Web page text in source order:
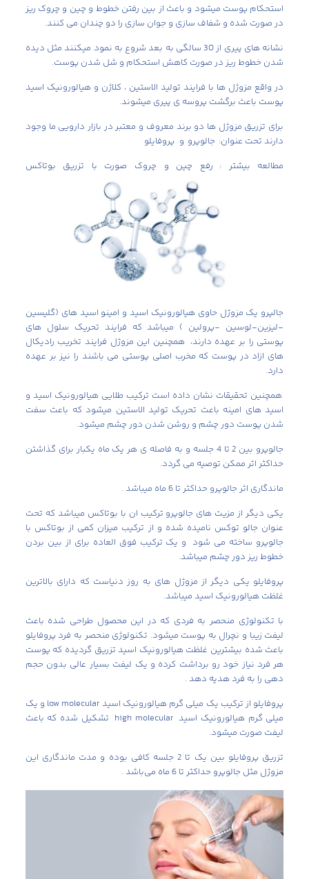
استحکام پوست میشود و باعث از بین رفتن خطوط و چین و چروک ریز
در صورت شده و شفاف سازی و جوان سازی را دو چندان می کنند.
نشانه های پیری از 30 سالگی به بعد شروع به نمود میکنند مثل دیده
شدن خطوط ریز در صورت کاهش استحکام و شل شدن پوست.
در واقع مزوژل ها با فرایند تولید الاستین ، کلاژن و هیالورونیک اسید
پوست باعث برگشت پروسه ی پیری میشوند.
برای تزریق مزوژل ها دو برند معروف و معتبر در بازار دارویی ما وجود
دارند تحت عنوان: جالوپرو و پروفایلو
مطالعه بیشتر : رفع چین و چروک صورت با تزریق بوتاکس
جالپرو یک مزوژل حاوی هیالورونیک اسید و امینو اسید های (گلیسین
-لیزین-لوسین -پرولین ) میباشد که فرایند تحریک سلول های
پوستی را بر عهده دارند، همچنین این مزوژل فرایند تخریب رادیکال
های ازاد در پوست که مخرب اصلی پوستی می باشند را نیز بر عهده
دارد.
همچنین تحقیقات نشان داده است ترکیب طلایی هیالورونیک اسید و
اسید های امینه باعث تحریک تولید الاستین میشود که باعث سفت
شدن پوست دور چشم و روشن شدن دور چشم میشود.
جالوپرو بین 2 تا 4 جلسه و به فاصله ی هر یک ماه یکبار برای گذاشتن
حداکثر اثر ممکن توصیه می گردد.
ماندگاری اثر جالوپرو حداکثر تا 6 ماه میباشد .
یکی دیگر از مزیت های جالوپرو ترکیب ان با بوتاکس میباشد که تحت
عنوان جالو توکس نامیده شده و از ترکیب میزان کمی از بوتاکس با
جالوپرو ساخته می شود و یک ترکیب فوق العاده برای از بین بردن
خطوط ریز دور چشم میباشد.
پروفایلو یکی دیگر از مزوژل های به روز دنیاست که دارای بالاترین
غلظت هیالورونیک اسید میباشد.
با تکنولوژی منحصر به فردی که در این محصول طراحی شده باعث
لیفت زیبا و نچرال به پوست میشود. تکنولوژی منحصر به فرد پروفایلو
باعث شده بیشترین غلظت هیالورونیک اسید تزریق گردیده که پوست
هر فرد نیاز خود رو برداشت کرده و یک لیفت بسیار عالی بدون حجم
دهی را به فرد هدیه دهد .
پروفایلو از ترکیب یک میلی گرم هیالورونیک اسید low molecular و یک
میلی گرم هیالورونیک اسید high molecular تشکیل شده که باعث
لیفت صورت میشود.
تزریق پروفایلو بین یک تا 2 جلسه کافی بوده و مدت ماندگاری این
مزوژل مثل جالوپرو حداکثر تا 6 ماه می‌باشد .